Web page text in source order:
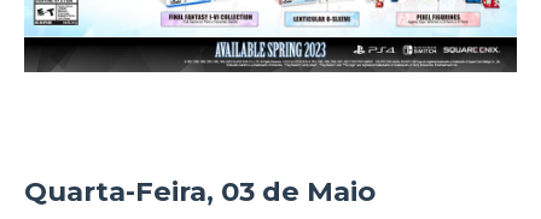
Quarta-Feira, 03 de Maio